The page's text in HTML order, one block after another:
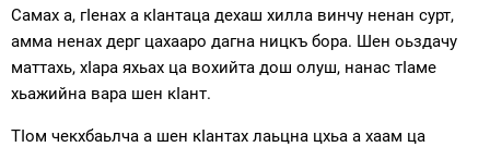
Самах а, гIенах а кIантаца дехаш хилла винчу ненан сурт,
амма ненах дерг цахааро дагна ницкъ бора. Шен оьздачу
маттахь, хIара яхьах ца вохийта дош олуш, нанас тIаме
хьажийна вара шен кIант.
ТIом чекхбаьлча а шен кIантах лаьцна цхьа а хаам ца